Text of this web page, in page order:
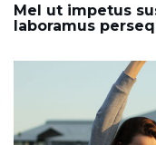
Mel ut impetus
laboramus